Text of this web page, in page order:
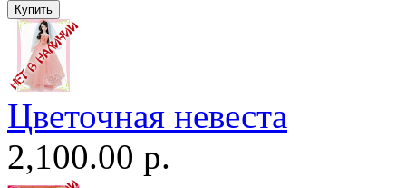
Цветочная невеста
2,100.00 р.